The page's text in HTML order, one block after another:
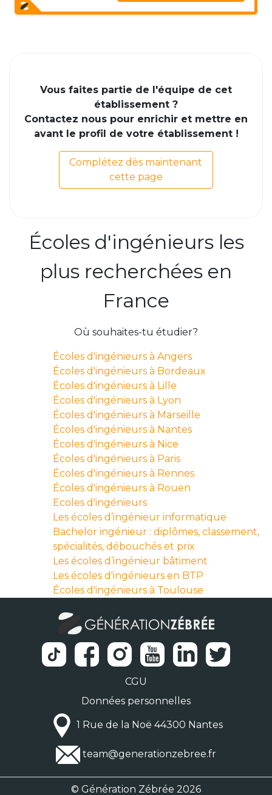
Vous faites partie de l'équipe de cet
établissement ?
Contactez nous pour enrichir et mettre en
avant le profil de votre établissement !
Complétez dès maintenant
cette page
Écoles d'ingénieurs les
plus recherchées en
France
Où souhaites-tu étudier?
Écoles d'ingénieurs à Angers
Écoles d'ingénieurs à Bordeaux
Écoles d'ingénieurs à Lille
Écoles d'ingénieurs à Lyon
Écoles d'ingénieurs à Marseille
Écoles d'ingénieurs à Nantes
Écoles d'ingénieurs à Nice
Écoles d'ingénieurs à Paris
Écoles d'ingénieurs à Rennes
Écoles d'ingénieurs à Rouen
Ecoles d'ingénieurs
Les écoles d’ingénieur informatique
Bachelor ingénieur : diplômes, classement,
spécialités, débouchés et prix
Les écoles d’ingénieur bâtiment
Les écoles d'ingénieurs en BTP
Écoles d'ingénieurs à Toulouse
CGU
Données personnelles
1 Rue de la Noë 44300 Nantes
team@generationzebree.fr
© Génération Zébrée 2026